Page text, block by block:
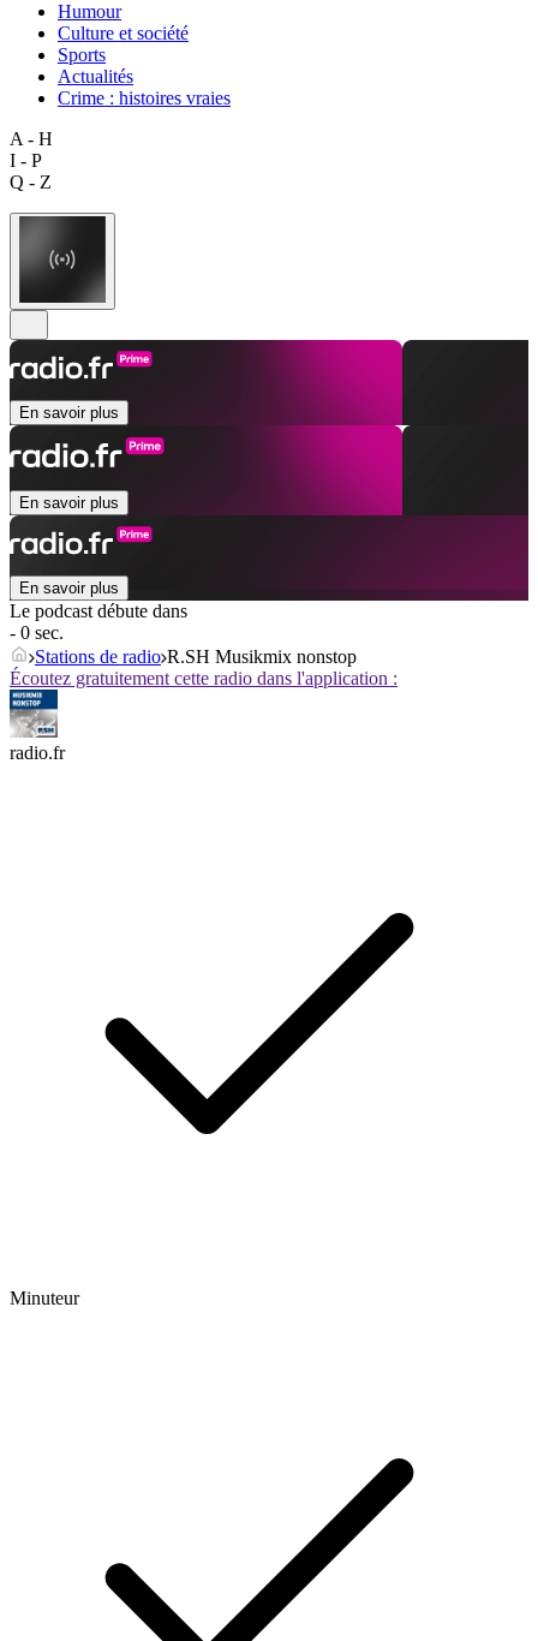
Humour
Culture et société
Sports
Actualités
Crime : histoires vraies
A - H
I - P
Q - Z
En savoir plus
En savoir plus
En savoir plus
Le podcast débute dans
- 0 sec.
Stations de radio R.SH Musikmix nonstop
Écoutez gratuitement cette radio dans l'application :
radio.fr
Minuteur